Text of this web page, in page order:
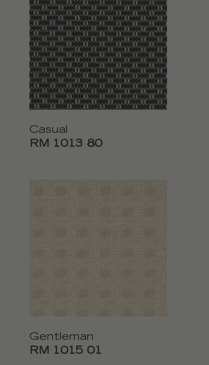
Casual
RM 1013 80
Gentleman
RM 1015 01